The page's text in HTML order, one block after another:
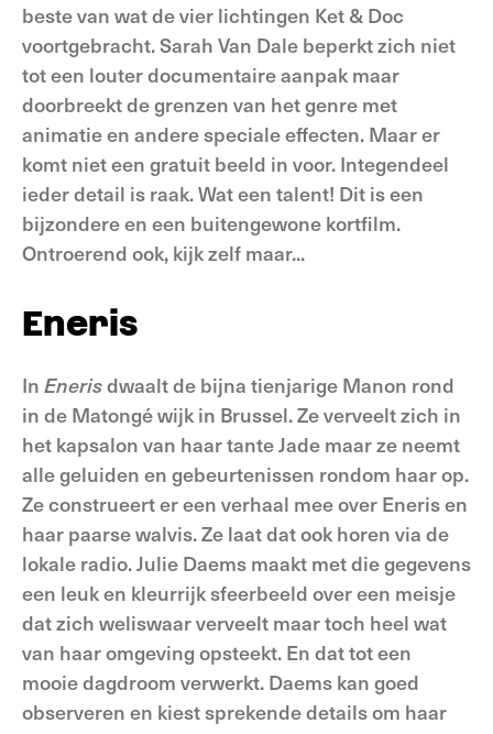
beste van wat de vier lichtingen Ket & Doc
voortgebracht. Sarah Van Dale beperkt zich niet
tot een louter documentaire aanpak maar
doorbreekt de grenzen van het genre met
animatie en andere speciale effecten. Maar er
komt niet een gratuit beeld in voor. Integendeel
ieder detail is raak. Wat een talent! Dit is een
bijzondere en een buitengewone kortfilm.
Ontroerend ook, kijk zelf maar...
Eneris
In Enerisdwaalt de bijna tienjarige Manon rond
in de Matongé wijk in Brussel. Ze verveelt zich in
het kapsalon van haar tante Jade maar ze neemt
alle geluiden en gebeurtenissen rondom haar op.
Ze construeert er een verhaal mee over Eneris en
haar paarse walvis. Ze laat dat ook horen via de
lokale radio. Julie Daems maakt met die gegevens
een leuk en kleurrijk sfeerbeeld over een meisje
dat zich weliswaar verveelt maar toch heel wat
van haar omgeving opsteekt. En dat tot een
mooie dagdroom verwerkt. Daems kan goed
observeren en kiest sprekende details om haar